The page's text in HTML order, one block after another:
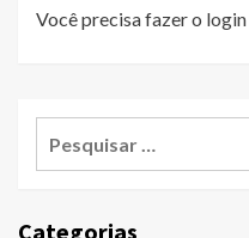
Você precisa fazer o login
Categorias